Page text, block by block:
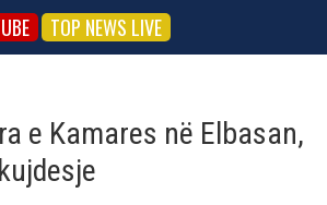
TOP NEWS LIVE
e Kamares në Elbasan,